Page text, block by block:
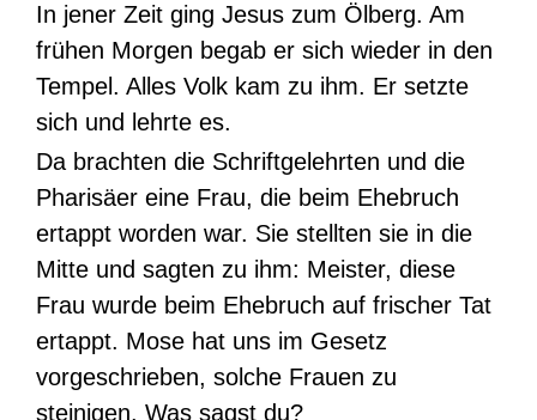
In jener Zeit ging Jesus zum Ölberg. Am
frühen Morgen begab er sich wieder in den
Tempel. Alles Volk kam zu ihm. Er setzte
sich und lehrte es.
Da brachten die Schriftgelehrten und die
Pharisäer eine Frau, die beim Ehebruch
ertappt worden war. Sie stellten sie in die
Mitte und sagten zu ihm: Meister, diese
Frau wurde beim Ehebruch auf frischer Tat
ertappt. Mose hat uns im Gesetz
vorgeschrieben, solche Frauen zu
steinigen. Was sagst du?